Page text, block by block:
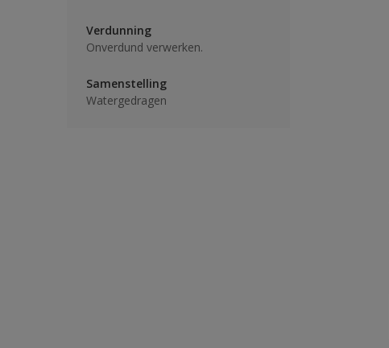
Verdunning
Onverdund verwerken.
Samenstelling
Watergedragen